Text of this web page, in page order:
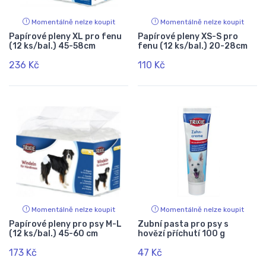
Momentálně nelze koupit
Papírové pleny XL pro fenu
(12 ks/bal.) 45-58cm
236 Kč
Momentálně nelze koupit
Papírové pleny XS-S pro
fenu (12 ks/bal.) 20-28cm
110 Kč
Momentálně nelze koupit
Papírové pleny pro psy M-L
(12 ks/bal.) 45-60 cm
173 Kč
Momentálně nelze koupit
Zubní pasta pro psy s
hovězí příchutí 100 g
47 Kč